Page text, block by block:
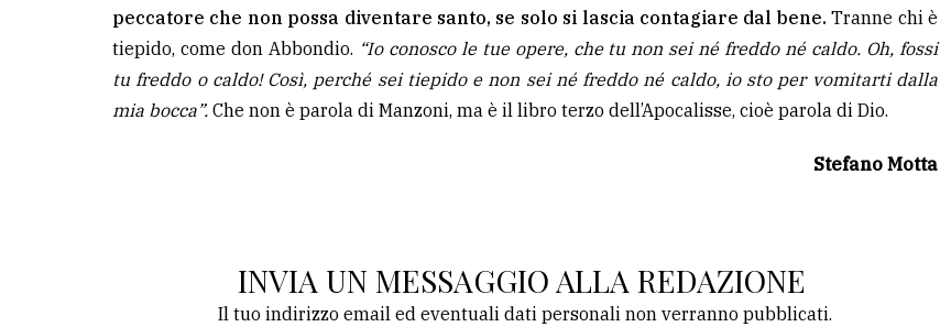
peccatore che non possa diventare santo, se solo si lascia contagiare dal bene. Tranne chi è
tiepido, come don Abbondio. “Io conosco le tue opere, che tu non sei né freddo né caldo. Oh, fossi
tu freddo o caldo! Così, perché sei tiepido e non sei né freddo né caldo, io sto per vomitarti dalla
mia bocca”. Che non è parola di Manzoni, ma è il libro terzo dell’Apocalisse, cioè parola di Dio.
Stefano Motta
INVIA UN MESSAGGIO ALLA REDAZIONE
Il tuo indirizzo email ed eventuali dati personali non verranno pubblicati.